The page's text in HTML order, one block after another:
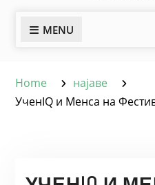
MENU
Home
најаве
УченIQ и Менса на